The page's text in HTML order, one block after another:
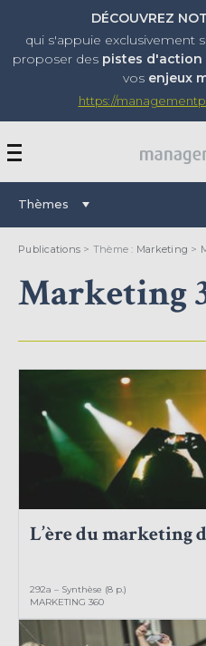
DÉCOUVREZ
qui s'appuie exclusivement
proposer des pistes d'action
vos enjeux
https://
AFFICHER
Thèmes
Publications > Thème : Marketing >
Marketing
L’ère du marketing
292a – Synthèse (8 p.)
MARKETING 360